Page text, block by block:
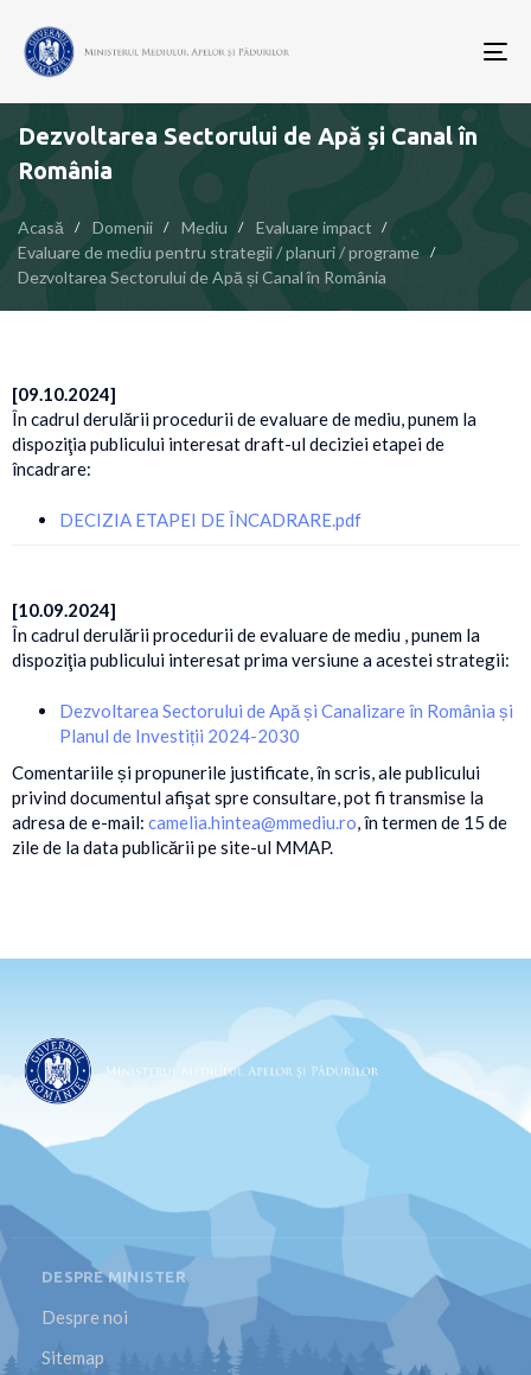
Dezvoltarea Sectorului de Apă și Canal în
România
Acasă Domenii Mediu
Evaluare impact
Evaluare de mediu pentru strategii / planuri / programe
Dezvoltarea Sectorului de Apă și Canal în România
[09.10.2024]
În cadrul derulării procedurii de evaluare de mediu, punem la
dispoziţia publicului interesat draft-ul deciziei etapei de
încadrare:
DECIZIA ETAPEI DE ÎNCADRARE.pdf
[10.09.2024]
În cadrul derulării procedurii de evaluare de mediu , punem la
dispoziţia publicului interesat prima versiune a acestei strategii:
Dezvoltarea Sectorului de Apă și Canalizare în România și
Planul de Investiții 2024-2030
Comentariile și propunerile justificate, în scris, ale publicului
privind documentul afişat spre consultare, pot fi transmise la
adresa de e-mail: camelia.hintea@mmediu.ro, în termen de 15 de
zile de la data publicării pe site-ul MMAP.
DESPRE MINISTER
Despre noi
Sitemap